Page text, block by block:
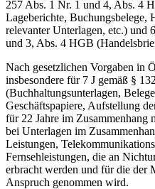
257 Abs. 1 Nr. 1 und 4, Abs. 4
Lageberichte, Buchungsbelege,
relevanter Unterlagen, etc.) und
und 3, Abs. 4 HGB
Nach gesetzlichen Vorgaben in
insbesondere für 7 J gemäß §
(Buchhaltungsunterlagen,
Geschäftspapiere, Aufstellung
für 22 Jahre im Zusammenhang
bei Unterlagen im
Leistungen,
Fernsehleistungen, die an
erbracht werden und für die der
Anspruch genommen wird.